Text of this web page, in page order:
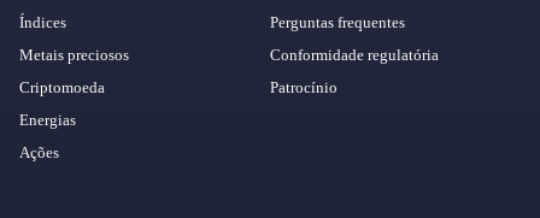
Índices
Metais preciosos
Criptomoeda
Energias
Ações
Perguntas frequentes
Conformidade regulatória
Patrocínio